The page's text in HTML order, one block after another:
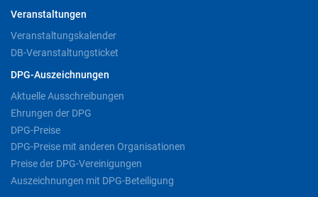
Veranstaltungen
Veranstaltungskalender
DB-Veranstaltungsticket
DPG-Auszeichnungen
Aktuelle Ausschreibungen
Ehrungen der DPG
DPG-Preise
DPG-Preise mit anderen Organisationen
Preise der DPG-Vereinigungen
Auszeichnungen mit DPG-Beteiligung